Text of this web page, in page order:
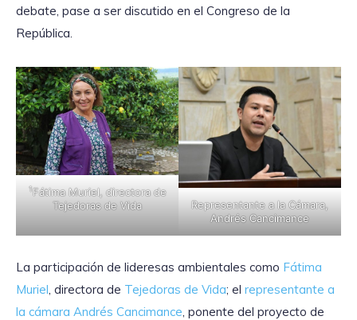
debate, pase a ser discutido en el Congreso de la
República.
1Fátima Muriel, directora de
Tejedoras de Vida
Representante a la Cámara,
Andrés Cancimance
La participación de lideresas ambientales como Fátima
Muriel , directora de Tejedoras de Vida; el representante a
la cámara Andrés Cancimance , ponente del proyecto de